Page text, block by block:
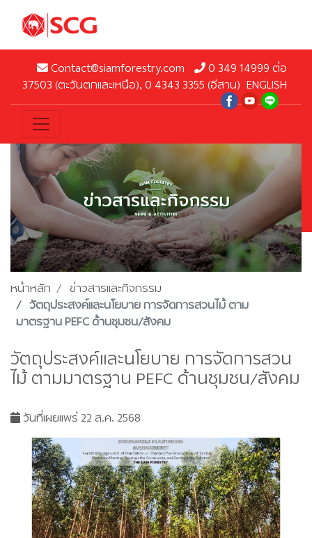
Contact@siamforestry.com
0 349 14999 ต่อ
37503 (ตะวันตกและเหนือ), 0 4343 3355 (อีสาน) ENGLISH
หน้าหลัก
ข่าวสารและกิจกรรม
วัตถุประสงค์และนโยบาย การจัดการสวนไม้ ตาม
มาตรฐาน PEFC ด้านชุมชน/สังคม
วัตถุประสงค์และนโยบาย การจัดการสวน
ไม้ ตามมาตรฐาน PEFC ด้านชุมชน/สังคม
วันที่เผยแพร่ 22 ส.ค. 2568